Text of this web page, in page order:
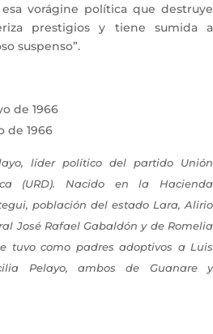
vorágine política que destruye
prestigios y tiene sumida a
suspenso”.
de 1966
de 1966
líder político del partido Unión
(URD). Nacido en la Hacienda
población del estado Lara, Alirio
José Rafael Gabaldón y de Romelia
tuvo como padres adoptivos a Luis
Pelayo, ambos de Guanare y